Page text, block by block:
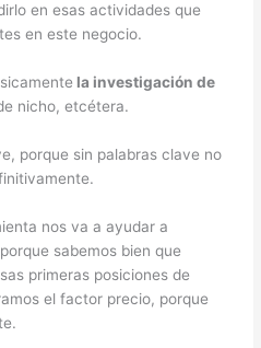
en esas actividades que
en este negocio.
la investigación de
nicho, etcétera.
porque sin palabras clave no
nos va a ayudar a
sabemos bien que
primeras posiciones de
el factor precio, porque